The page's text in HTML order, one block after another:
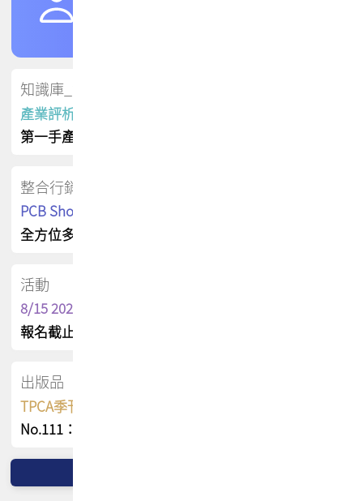
知識庫_會員專屬
產業評析報告
第一手產業資訊
整合行銷
PCB Shop 採購指南
全方位多元曝光方案
活動
8/15 2026 TPCA健康盃保齡球聯誼賽
報名截止日 : 8/3 活動日期 : 8/15
出版品
TPCA季刊 FREE 線上版
No.111：PCB全球風險布局與韌性